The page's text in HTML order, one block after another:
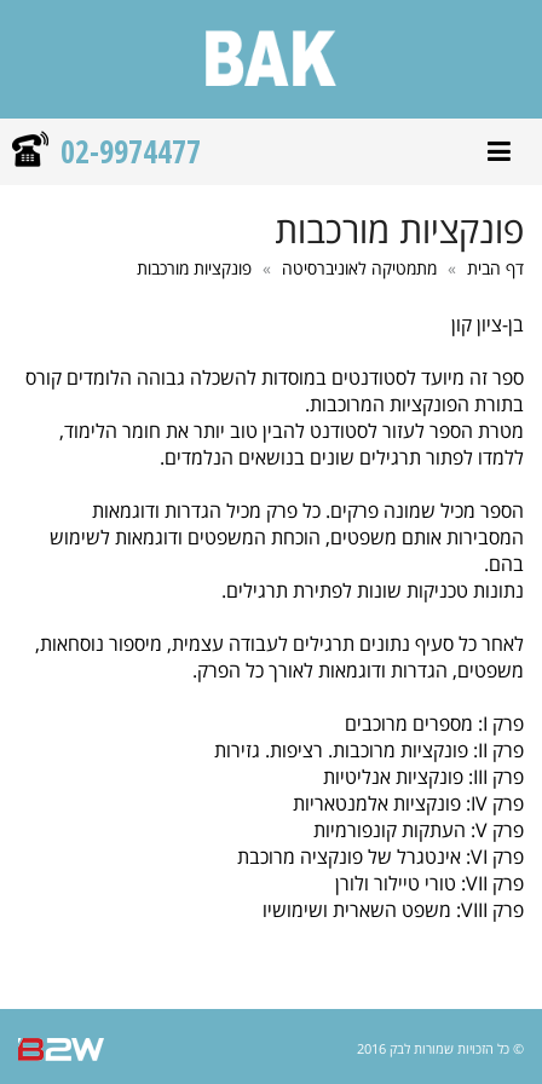
02-9974477 פתח/סגור תפריט ניווט
פונקציות מורכבות
דף הבית מתמטיקה לאוניברסיטה פונקציות מורכבות
בן-ציון קון
ספר זה מיועד לסטודנטים במוסדות להשכלה גבוהה הלומדים קורס
בתורת הפונקציות המרוכבות.
מטרת הספר לעזור לסטודנט להבין טוב יותר את חומר הלימוד,
ללמדו לפתור תרגילים שונים בנושאים הנלמדים.
הספר מכיל שמונה פרקים. כל פרק מכיל הגדרות ודוגמאות
המסבירות אותם משפטים, הוכחת המשפטים ודוגמאות לשימוש
בהם.
נתונות טכניקות שונות לפתירת תרגילים.
לאחר כל סעיף נתונים תרגילים לעבודה עצמית, מיספור נוסחאות,
משפטים, הגדרות ודוגמאות לאורך כל הפרק.
פרק I: מספרים מרוכבים
פרק II: פונקציות מרוכבות. רציפות. גזירות
פרק III: פונקציות אנליטיות
פרק IV: פונקציות אלמנטאריות
פרק V: העתקות קונפורמיות
פרק VI: אינטגרל של פונקציה מרוכבת
פרק VII: טורי טיילור ולורן
פרק VIII: משפט השארית ושימושיו
© כל הזכויות שמורות לבק 2016